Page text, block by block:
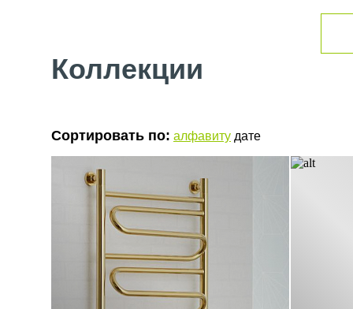
БЕЛЫЕ ЭЛЕКТРИЧЕСКИЕ
ВЕРТИКАЛЬНЫЕ
ВОДЯНОЙ ПОЛОТЕНЦЕСУШИТЕЛЬ
ВОДЯНЫЕ ПОЛОТЕНЦЕСУШИТЕЛИ
ВОДЯНЫЕ ПОЛОТЕНЦЕСУШИТЕЛИ
ВОДЯНЫЕ ПОЛОТЕНЦЕСУШИТЕЛИ
ВОДЯНЫЕ ПОЛОТЕНЦЕСУШИТЕЛИ
Коллекции
Сортировать по: алфавиту дате